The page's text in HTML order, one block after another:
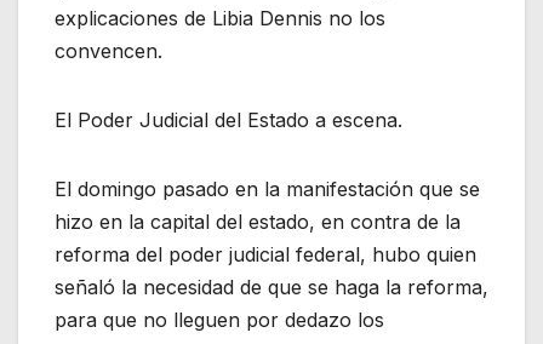
explicaciones de Libia Dennis no los
convencen.
El Poder Judicial del Estado a escena.
El domingo pasado en la manifestación que se
hizo en la capital del estado, en contra de la
reforma del poder judicial federal, hubo quien
señaló la necesidad de que se haga la reforma,
para que no lleguen por dedazo los